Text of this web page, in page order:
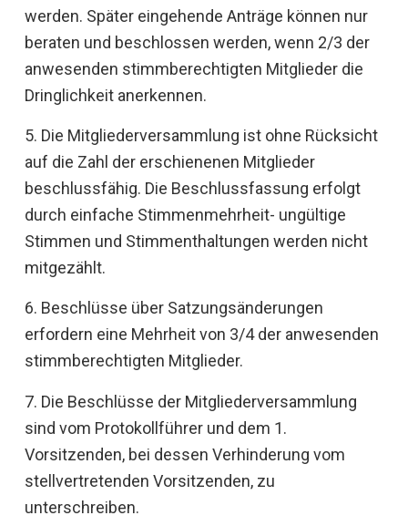
werden. Später eingehende Anträge können nur
beraten und beschlossen werden, wenn 2/3 der
anwesenden stimmberechtigten Mitglieder die
Dringlichkeit anerkennen.
5. Die Mitgliederversammlung ist ohne Rücksicht
auf die Zahl der erschienenen Mitglieder
beschlussfähig. Die Beschlussfassung erfolgt
durch einfache Stimmenmehrheit- ungültige
Stimmen und Stimmenthaltungen werden nicht
mitgezählt.
6. Beschlüsse über Satzungsänderungen
erfordern eine Mehrheit von 3/4 der anwesenden
stimmberechtigten Mitglieder.
7. Die Beschlüsse der Mitgliederversammlung
sind vom Protokollführer und dem 1.
Vorsitzenden, bei dessen Verhinderung vom
stellvertretenden Vorsitzenden, zu
unterschreiben.